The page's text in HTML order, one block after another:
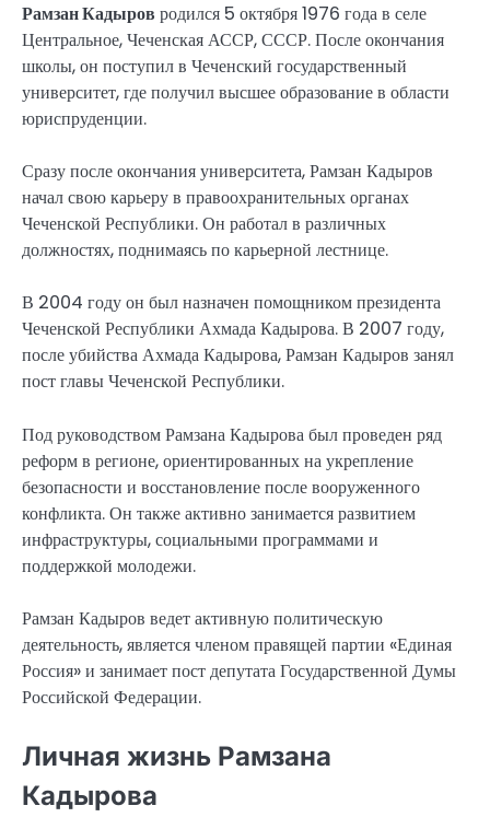
Рамзан Кадыров родился 5 октября 1976 года в селе
Центральное, Чеченская АССР, СССР. После окончания
школы, он поступил в Чеченский государственный
университет, где получил высшее образование в области
юриспруденции.
Сразу после окончания университета, Рамзан Кадыров
начал свою карьеру в правоохранительных органах
Чеченской Республики. Он работал в различных
должностях, поднимаясь по карьерной лестнице.
В 2004 году он был назначен помощником президента
Чеченской Республики Ахмада Кадырова. В 2007 году,
после убийства Ахмада Кадырова, Рамзан Кадыров занял
пост главы Чеченской Республики.
Под руководством Рамзана Кадырова был проведен ряд
реформ в регионе, ориентированных на укрепление
безопасности и восстановление после вооруженного
конфликта. Он также активно занимается развитием
инфраструктуры, социальными программами и
поддержкой молодежи.
Рамзан Кадыров ведет активную политическую
деятельность, является членом правящей партии «Единая
Россия» и занимает пост депутата Государственной Думы
Российской Федерации.
Личная жизнь Рамзана
Кадырова